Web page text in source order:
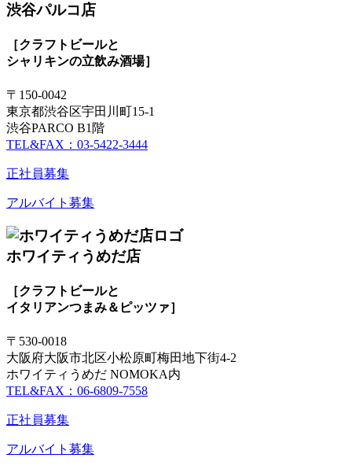
渋谷パルコ店
［クラフトビールと
シャリキンの立飲み酒場］
〒150-0042
東京都渋谷区宇田川町15-1
渋谷PARCO B1階
TEL&FAX：03-5422-3444
正社員募集
アルバイト募集
ホワイティうめだ店
［クラフトビールと
イタリアンつまみ＆ピッツァ］
〒530-0018
大阪府大阪市北区小松原町梅田地下街4-2
ホワイティうめだ NOMOKA内
TEL&FAX：06-6809-7558
正社員募集
アルバイト募集